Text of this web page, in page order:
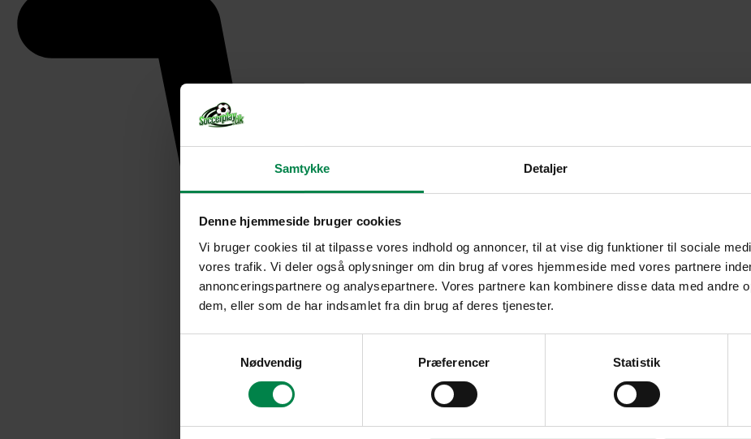
Samtykke Detaljer
Denne hjemmeside bruger cookies
Vi bruger cookies til at tilpasse vores indhold og annoncer, til at vise dig funktioner til sociale
vores trafik. Vi deler også oplysninger om din brug af vores hjemmeside med vores partnere
annonceringspartnere og analysepartnere. Vores partnere kan kombinere disse data med andre
dem, eller som de har indsamlet fra din brug af deres tjenester.
Nødvendig
Præferencer Statistik